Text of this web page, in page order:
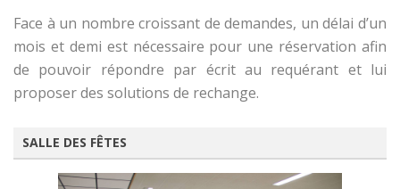
Face à un nombre croissant de demandes, un délai d’un
mois et demi est nécessaire pour une réservation afin
de pouvoir répondre par écrit au requérant et lui
proposer des solutions de rechange.
SALLE DES FÊTES